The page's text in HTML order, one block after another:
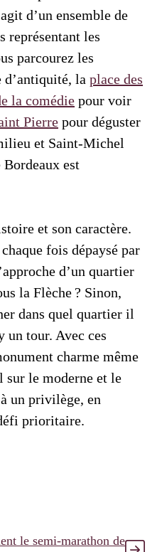
d’un ensemble de
représentant les
parcourez les
d’antiquité, la place des
la comédie pour voir
Pierre pour déguster
et Saint-Michel
est
et son caractère.
fois dépaysé par
d’un quartier
la Flèche ? Sinon,
dans quel quartier il
un tour. Avec ces
charme même
sur le moderne et le
un privilège, en
prioritaire.
le semi-marathon de